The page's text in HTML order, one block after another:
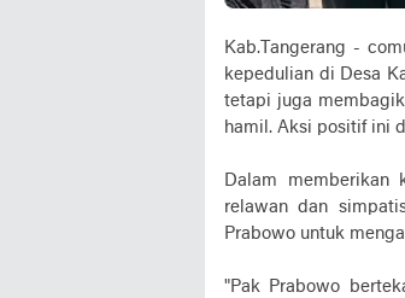
Kab.Tangerang -
kepedulian di Desa
tetapi juga
hamil. Aksi positif ini
Dalam memberikan
relawan dan
Prabowo untuk
"Pak Prabowo